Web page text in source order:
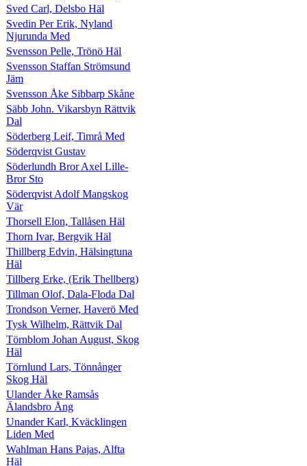
Sved Carl, Delsbo Häl
Svedin Per Erik, Nyland
Njurunda Med
Svensson Pelle, Trönö Häl
Svensson Staffan Strömsund
Jäm
Svensson Åke Sibbarp Skåne
Säbb John. Vikarsbyn Rättvik
Dal
Söderberg Leif, Timrå Med
Söderqvist Gustav
Söderlundh Bror Axel Lille-
Bror Sto
Söderqvist Adolf Mangskog
Vär
Thorsell Elon, Tallåsen Häl
Thorn Ivar, Bergvik Häl
Thillberg Edvin, Hälsingtuna
Häl
Tillberg Erke, (Erik Thellberg)
Tillman Olof, Dala-Floda Dal
Trondson Verner, Haverö Med
Tysk Wilhelm, Rättvik Dal
Törnblom Johan August, Skog
Häl
Törnlund Lars, Tönnånger
Skog Häl
Ulander Åke Ramsås
Älandsbro Ång
Unander Karl, Kväcklingen
Liden Med
Wahlman Hans Pajas, Alfta
Häl